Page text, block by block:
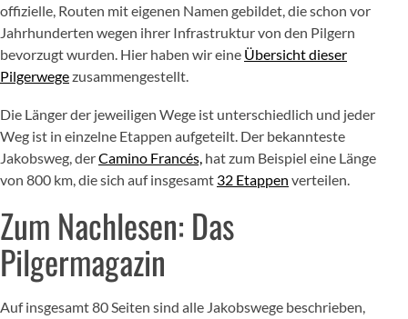
offizielle, Routen mit eigenen Namen gebildet, die schon vor
Jahrhunderten wegen ihrer Infrastruktur von den Pilgern
bevorzugt wurden. Hier haben wir eine Übersicht dieser
Pilgerwegezusammengestellt.
Die Länger der jeweiligen Wege ist unterschiedlich und jeder
Weg ist in einzelne Etappen aufgeteilt. Der bekannteste
Jakobsweg, derCamino Francés, hat zum Beispiel eine Länge
von 800 km, die sich auf insgesamt 32 Etappen verteilen.
Zum Nachlesen: Das
Pilgermagazin
Auf insgesamt 80 Seiten sind alle Jakobswege beschrieben,